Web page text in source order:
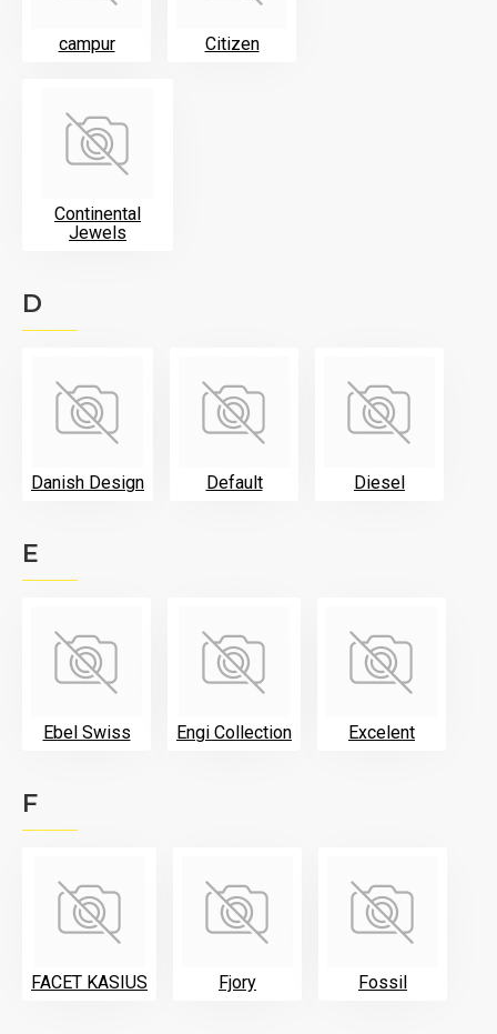
campur Citizen
Continental
Jewels
D
Danish Design Default Diesel
E
Ebel Swiss Engi Collection Excelent
F
FACET KASIUS Fjory Fossil